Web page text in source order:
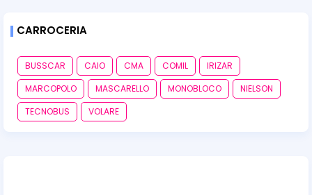
CARROCERIA
BUSSCAR CAIO CMA COMIL
IRIZAR
MARCOPOLO
MASCARELLO MONOBLOCO
NIELSON
TECNOBUS
VOLARE